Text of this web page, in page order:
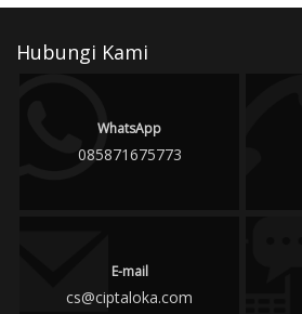
Hubungi Kami
WhatsApp
085871675773
E-mail
cs@ciptaloka.com